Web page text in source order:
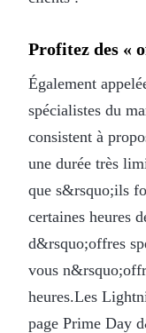
Profitez des «
Également
spécialistes du
consistent à
une durée très
que s&rsquo;ils
certaines heures
d&rsquo;offres
vous
heures.Les
page Prime Day